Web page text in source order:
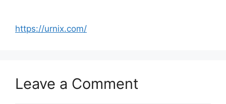
https://urnix.com/
Leave a Comment